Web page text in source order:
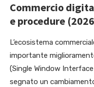
Commercio
e procedure
L’ecosistema
importante
(Single Window
segnato un